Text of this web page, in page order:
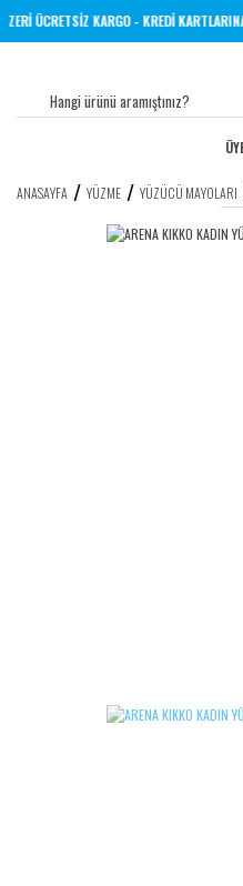
ÜZERİ ÜCRETSİZ KARGO - KREDİ
ANASAYFA YÜZME YÜZÜCÜ MAYOLARI